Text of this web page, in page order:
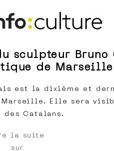
sculpteur Bruno
de Marseille
est la dixième et
Marseille. Elle sera
Catalans.
la suite
sur